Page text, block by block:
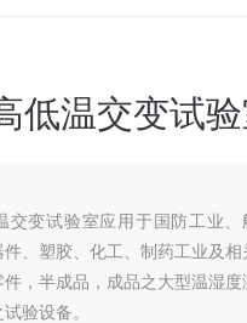
低温交变试
交变试验室应用于国防工业
、塑胶、化工、制药工业及
，半成品，成品之大型温湿
验设备。